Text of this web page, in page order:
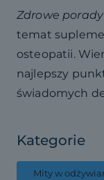
Zdrowe porady
temat
osteopatii.
najlepszy
świadomych
Kategorie
Mity w